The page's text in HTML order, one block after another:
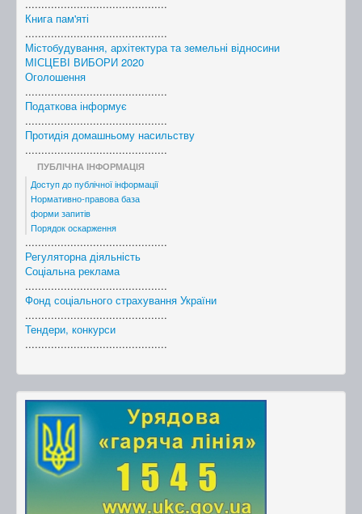
............................................
Книга пам'яті
............................................
Містобудування, архітектура та земельні відносини
МІСЦЕВІ ВИБОРИ 2020
Оголошення
............................................
Податкова інформує
............................................
Протидія домашньому насильству
............................................
ПУБЛІЧНА ІНФОРМАЦІЯ
Доступ до публічної інформації
Нормативно-правова база
форми запитів
Порядок оскарження
............................................
Регуляторна діяльність
Соціальна реклама
............................................
Фонд соціального страхування України
............................................
Тендери, конкурси
............................................